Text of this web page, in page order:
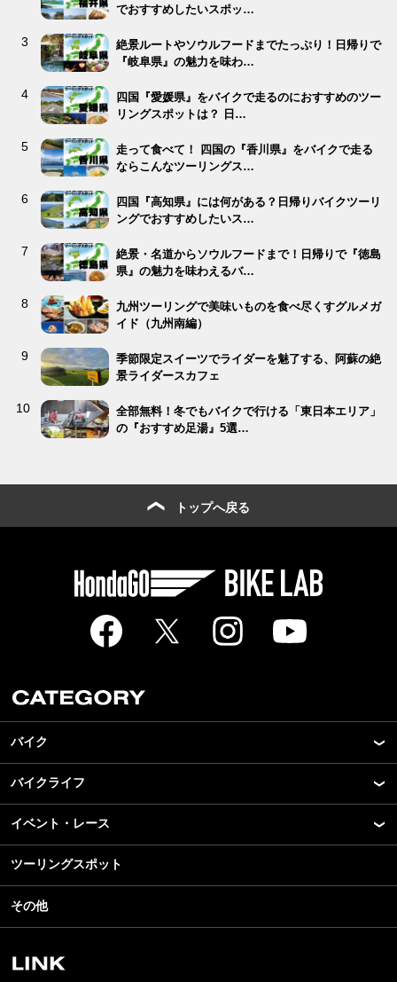
でおすすめしたいスポッ…
絶景ルートやソウルフードまでたっぷり！日帰りで
『岐阜県』の魅力を味わ…
四国『愛媛県』をバイクで走るのにおすすめのツー
リングスポットは？ 日…
走って食べて！ 四国の『香川県』をバイクで走る
ならこんなツーリングス…
四国『高知県』には何がある？日帰りバイクツーリ
ングでおすすめしたいス…
絶景・名道からソウルフードまで！日帰りで『徳島
県』の魅力を味わえるバ…
九州ツーリングで美味いものを食べ尽くすグルメガ
イド（九州南編）
季節限定スイーツでライダーを魅了する、阿蘇の絶
景ライダースカフェ
全部無料！冬でもバイクで行ける「東日本エリア」
の『おすすめ足湯』5選…
トップへ戻る
バイク
New Model Show
モデル情報
カスタマイズパーツ
テクノロジー
名車・旧車
ビジネス
バイクライフ
アプリ
ライディングギア
ツーリング
アウトドア
レンタルバイク
イベント・レース
モータースポーツ
イベント
スクール・レッスン
ツーリングスポット
その他